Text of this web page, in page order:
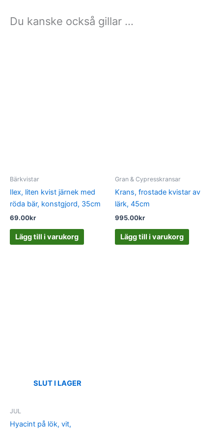
Du kanske också gillar …
Bärkvistar
Ilex, liten kvist järnek med
röda bär, konstgjord, 35cm
69.00kr
Lägg till i varukorg
Gran & Cypresskransar
Krans, frostade kvistar av
lärk, 45cm
995.00kr
Lägg till i varukorg
SLUT I LAGER
JUL
Hyacint på lök, vit,